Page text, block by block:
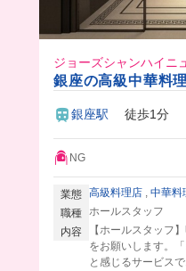
ジョーズシャンハイニ
銀座の高級中華料
銀座駅 徒歩1分
NG
業態 高級料理店 , 中華料
職種 ホールスタッフ
内容
【ホールスタッフ
をお願いします。
と感じるサービス